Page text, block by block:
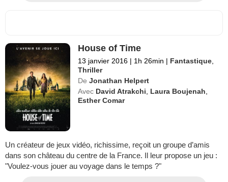
House of Time
13 janvier 2016 | 1h 26min | Fantastique
Thriller
De Jonathan Helpert
Avec David Atrakchi Laura Boujenah
Esther Comar
Un créateur de jeux vidéo, richissime, reçoit un groupe d’amis
dans son château du centre de la France. Il leur propose un jeu :
"Voulez-vous jouer au voyage dans le temps ?"